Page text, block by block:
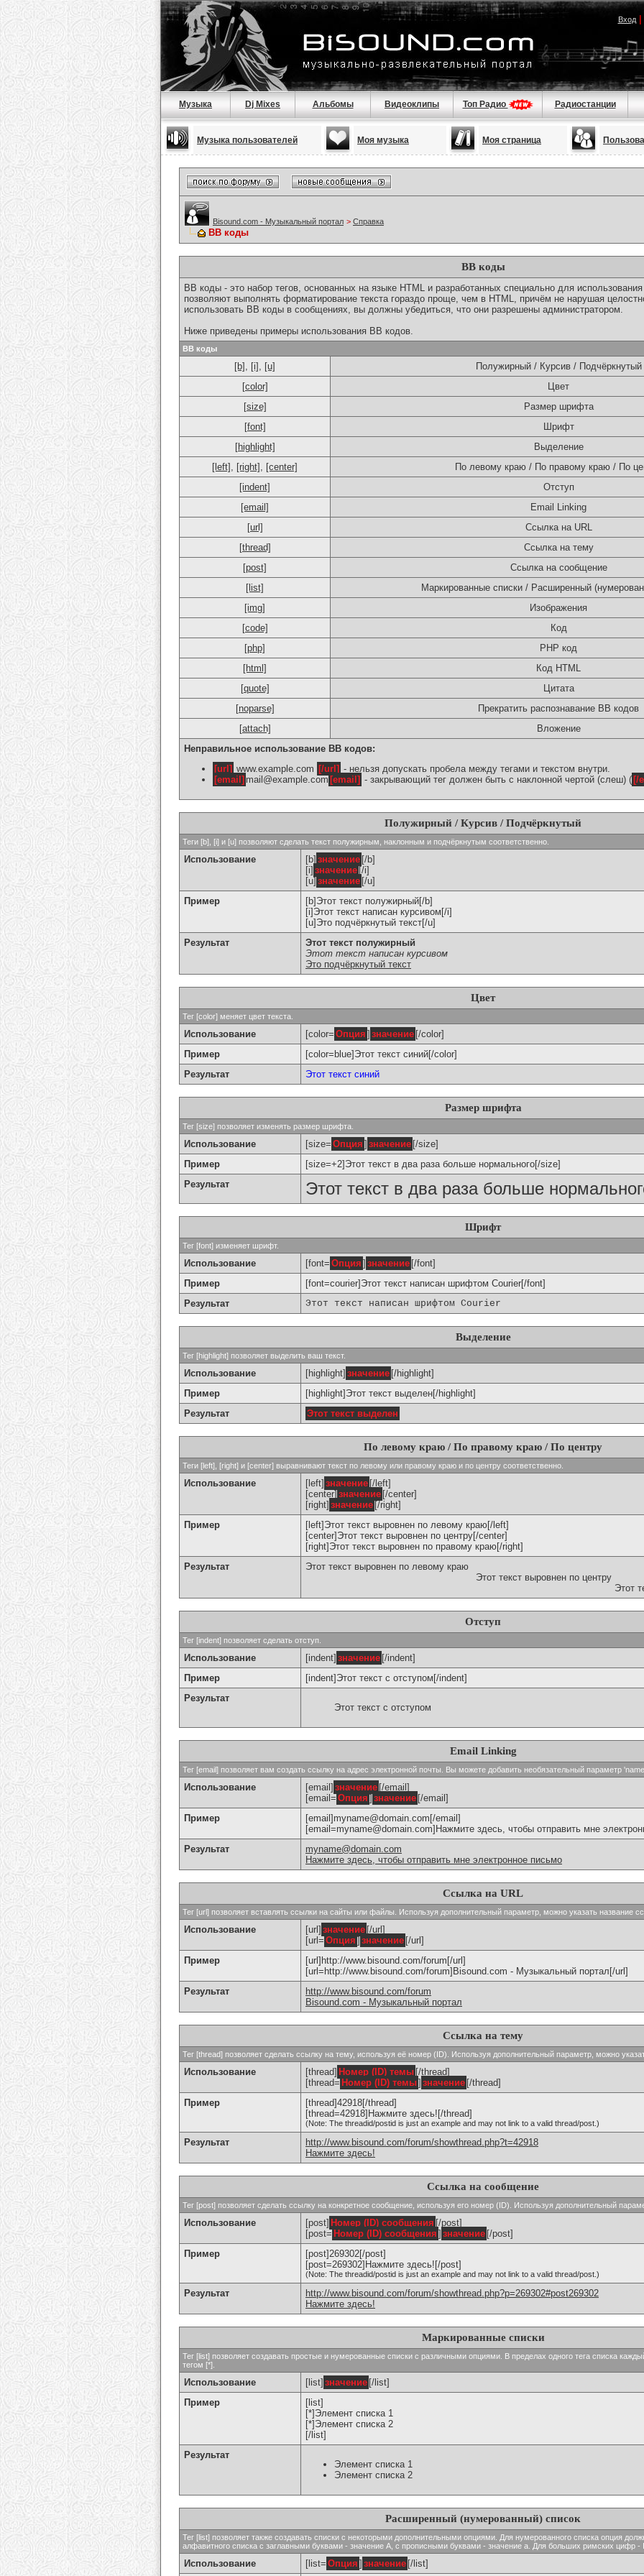
Вход|
Музыка Dj Mixes Альбомы Видеоклипы Топ Радио Радиостанции
Музыка пользователей Моя музыка Моя страница
Bisound.com - Музыкальный портал > Справка
BB коды
BB коды
BB коды - это набор тегов, основанных на языке HTML и разработанных специально для
позволяют выполнять форматирование текста гораздо проще, чем в HTML, причём не нарушая
использовать BB коды в сообщениях, вы должны убедиться, что они разрешены администратором.
Ниже приведены примеры использования BB кодов.
BB коды
[b] , [i] , [u]
Полужирный / Курсив / Подчёркнутый
[color]
Цвет
[size]
Размер шрифта
[font]
Шрифт
[highlight]
Выделение
[left] , [right] , [center]
По левому краю / По правому краю / По
[indent]
Отступ
[email]
Email Linking
[url]
Ссылка на URL
[thread]
Ссылка на тему
[post]
Ссылка на сообщение
[list]
Маркированные списки / Расширенный
[img]
Изображения
[code]
Код
[php]
PHP код
[html]
Код HTML
[quote]
Цитата
[noparse]
Прекратить распознавание BB кодов
[attach]
Вложение
Неправильное использование BB кодов:
[url] www.example.com [/url] - нельзя допускать пробела между тегами и текстом внутри.
[email] mail@example.com [email] - закрывающий тег должен быть с наклонной чертой (слеш) ( [/
Полужирный / Курсив / Подчёркнутый
Теги [b], [i] и [u] позволяют сделать текст полужирным, наклонным и подчёркнутым соответственно.
Использование [b] значение [/b]
[i] значение [/i]
[u] значение [/u]
Пример
[b]Этот текст полужирный[/b]
[i]Этот текст написан курсивом[/i]
[u]Это подчёркнутый текст[/u]
Результат
Этот текст полужирный
Этот текст написан курсивом
Это подчёркнутый текст
Цвет
Тег [color] меняет цвет текста.
Использование [color= Опция ] значение [/color]
Пример
[color=blue]Этот текст синий[/color]
Результат
Этот текст синий
Размер шрифта
Тег [size] позволяет изменять размер шрифта.
Использование [size= Опция ] значение [/size]
Пример
[size=+2]Этот текст в два раза больше нормального[/size]
Результат
Этот текст в два раза больше
Шрифт
Тег [font] изменяет шрифт.
Использование [font= Опция ] значение [/font]
Пример
[font=courier]Этот текст написан шрифтом Courier[/font]
Результат
Этот текст написан шрифтом Courier
Выделение
Тег [highlight] позволяет выделить ваш текст.
Использование [highlight] значение [/highlight]
Пример
[highlight]Этот текст выделен[/highlight]
Результат
Этот текст выделен
По левому краю / По правому краю / По центру
Теги [left], [right] и [center] выравнивают текст по левому или правому краю и по центру соответственно.
Использование [left] значение [/left]
[center] значение [/center]
[right] значение [/right]
Пример
[left]Этот текст выровнен по левому краю[/left]
[center]Этот текст выровнен по центру[/center]
[right]Этот текст выровнен по правому краю[/right]
Результат
Этот текст выровнен по левому краю
Этот текст выровнен по центру
Этот
Отступ
Тег [indent] позволяет сделать отступ.
Использование [indent] значение [/indent]
Пример
[indent]Этот текст с отступом[/indent]
Результат
Этот текст с отступом
Email Linking
Тег [email] позволяет вам создать ссылку на адрес электронной почты. Вы можете добавить необязательный параметр
Использование [email] значение [/email]
[email= Опция ] значение [/email]
Пример
[email]myname@domain.com[/email]
[email=myname@domain.com]Нажмите здесь, чтобы отправить мне
Результат
myname@domain.com
Нажмите здесь, чтобы отправить мне электронное письмо
Ссылка на URL
Тег [url] позволяет вставлять ссылки на сайты или файлы. Используя дополнительный параметр, можно указать название
Использование [url] значение [/url]
[url= Опция ] значение [/url]
Пример
[url]http://www.bisound.com/forum[/url]
[url=http://www.bisound.com/forum]Bisound.com - Музыкальный портал[/url]
Результат
http://www.bisound.com/forum
Bisound.com - Музыкальный портал
Ссылка на тему
Тег [thread] позволяет сделать ссылку на тему, используя её номер (ID). Используя дополнительный параметр, можно
Использование [thread] Номер (ID) темы [/thread]
[thread= Номер (ID) темы] значение [/thread]
Пример
[thread]42918[/thread]
[thread=42918]Нажмите здесь![/thread]
(Note: The threadid/postid is just an example and may not link to a valid thread/post.)
Результат
http://www.bisound.com/forum/showthread.php?t=42918
Нажмите здесь!
Ссылка на сообщение
Тег [post] позволяет сделать ссылку на конкретное сообщение, используя его номер (ID). Используя дополнительный
Использование [post] Номер (ID) сообщения [/post]
[post= Номер (ID) сообщения ] значение [/post]
Пример
[post]269302[/post]
[post=269302]Нажмите здесь![/post]
(Note: The threadid/postid is just an example and may not link to a valid thread/post.)
Результат
http://www.bisound.com/forum/showthread.php?p=269302#post269302
Нажмите здесь!
Маркированные списки
Тег [list] позволяет создавать простые и нумерованные списки с различными опциями. В пределах одного тега списка
тегом [*].
Использование [list] значение [/list]
Пример
[list]
[*]Элемент списка 1
[*]Элемент списка 2
[/list]
Результат
Элемент списка 1
Элемент списка 2
Расширенный (нумерованный) список
Тег [list] позволяет также создавать списки с некоторыми дополнительными опциями. Для нумерованного списка опция
алфавитного списка с заглавными буквами - значение A, с прописными буквами - значение а. Для больших римских цифр -
Использование [list= Опция ] значение [/list]